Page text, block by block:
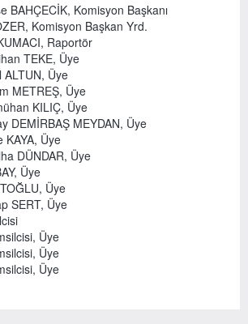
BAHÇECİK, Komisyon Başkanı
Komisyon Başkan Yrd.
Raportör
TEKE, Üye
ALTUN, Üye
METREŞ, Üye
KILIÇ, Üye
DEMİRBAŞ MEYDAN, Üye
KAYA, Üye
DÜNDAR, Üye
Üye
Üye
SERT, Üye
Üye
Üye
Üye